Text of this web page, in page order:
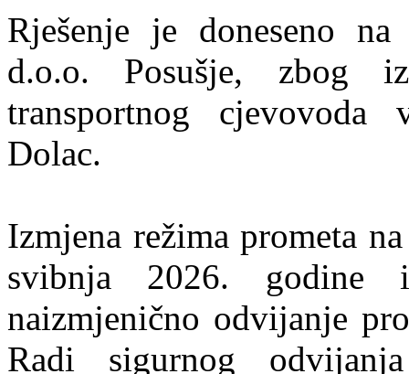
Rješenje je doneseno
d.o.o. Posušje, zbog
transportnog
Dolac.
Izmjena režima prometa
svibnja 2026. godine
naizmjenično odvijanje
Radi sigurnog